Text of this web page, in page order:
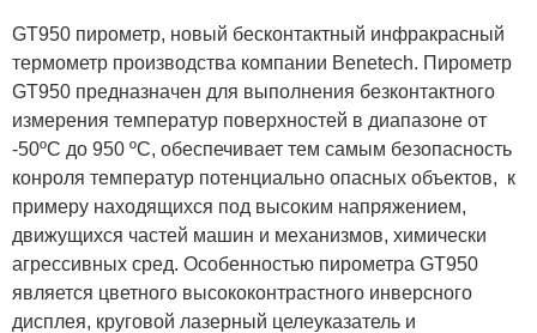
GT950 пирометр, новый бесконтактный инфракрасный
термометр производства компании Benetech. Пирометр
GT950 предназначен для выполнения безконтактного
измерения температур поверхностей в диапазоне от
-50ºC до 950 ºC, обеспечивает тем самым безопасность
конроля температур потенциально опасных объектов, к
примеру находящихся под высоким напряжением,
движущихся частей машин и механизмов, химически
агрессивных сред. Особенностью пирометра GT950
является цветного высококонтрастного инверсного
дисплея, круговой лазерный целеуказатель и